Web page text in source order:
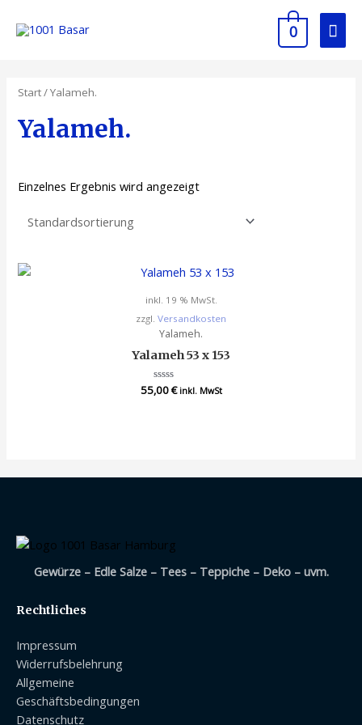
Inhalt
0
Start/ Yalameh.
Yalameh.
Einzelnes Ergebnis wird angezeigt
inkl. 19 % MwSt.
zzgl. Versandkosten
Yalameh.
Yalameh 53 x 153
Bewertet
mit
55,00€ inkl. MwSt
Gewürze – Edle Salze – Tees – Teppiche – Deko – uvm.
Rechtliches
Impressum
Widerrufsbelehrung
Allgemeine
Geschäftsbedingungen
Datenschutz